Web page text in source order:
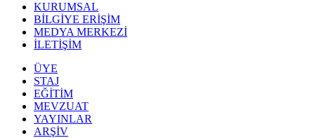
KURUMSAL
BİLGİYE ERİŞİM
MEDYA MERKEZİ
İLETİŞİM
ÜYE
STAJ
EĞİTİM
MEVZUAT
YAYINLAR
ARŞİV